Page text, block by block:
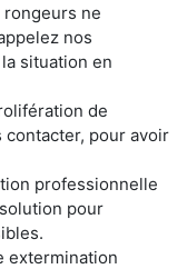
rongeurs ne
nos
situation en
de
contacter, pour avoir
professionnelle
pour
extermination